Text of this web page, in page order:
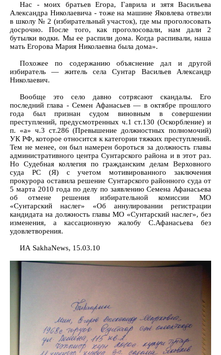
Нас - моих братьев Егора, Гаврила и зятя Васильева
Александра Николаевича - тоже на машине Яковлева отвезли
в школу № 2 (избирательный участок), где мы проголосовать
досрочно. После того, как проголосовали, нам дали 2
бутылки водки. Мы ее распили дома. Когда распивали, наша
мать Егорова Мария Николаевна была дома».
Похожее по содержанию объяснение дал и другой
избиратель — житель села Сунтар Васильев Александр
Николаевич.
Вообще это село давно сотрясают скандалы. Его
последний глава - Семен Афанасьев — в октябре прошлого
года был признан судом виновным в совершении
преступлений, предусмотренных ч.1 ст.130 (Оскорбление) и
п. «а» ч.3 ст.286 (Превышение должностных полномочий)
УК РФ, которое относится к категории тяжких преступлений.
Тем не менее, он был намерен бороться за должность главы
административного центра Сунтарского района и в этот раз.
Но Судебная коллегия по гражданским делам Верховного
суда РС (Я) с учетом мотивированного заключения
прокурора оставила решение Сунтарского районного суда от
5 марта 2010 года по делу по заявлению Семена Афанасьева
об отмене решения избирательной комиссии МО
«Сунтарский наслег» «Об аннулировании регистрации
кандидата на должность главы МО «Сунтарский наслег», без
изменения, а кассационную жалобу С.Афанасьева без
удовлетворения.
ИА SakhaNews, 15.03.10